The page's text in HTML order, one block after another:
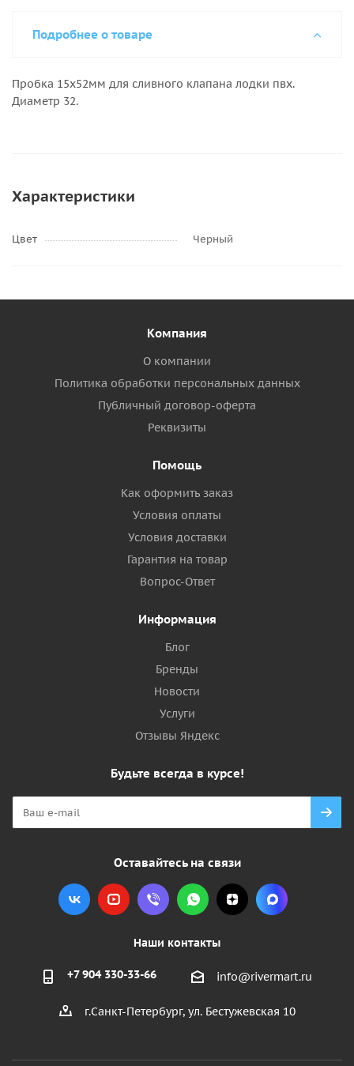
Подробнее о товаре
Пробка 15х52мм для сливного клапана лодки пвх.
Диаметр 32.
Характеристики
Цвет Черный
Компания
О компании
Политика обработки персональных данных
Публичный договор-оферта
Реквизиты
Помощь
Как оформить заказ
Условия оплаты
Условия доставки
Гарантия на товар
Вопрос-Ответ
Информация
Блог
Бренды
Новости
Услуги
Отзывы Яндекс
Будьте всегда в курсе!
Оставайтесь на связи
Наши контакты
+7 904 330-33-66 info@rivermart.ru
г.Санкт-Петербург, ул. Бестужевская 10